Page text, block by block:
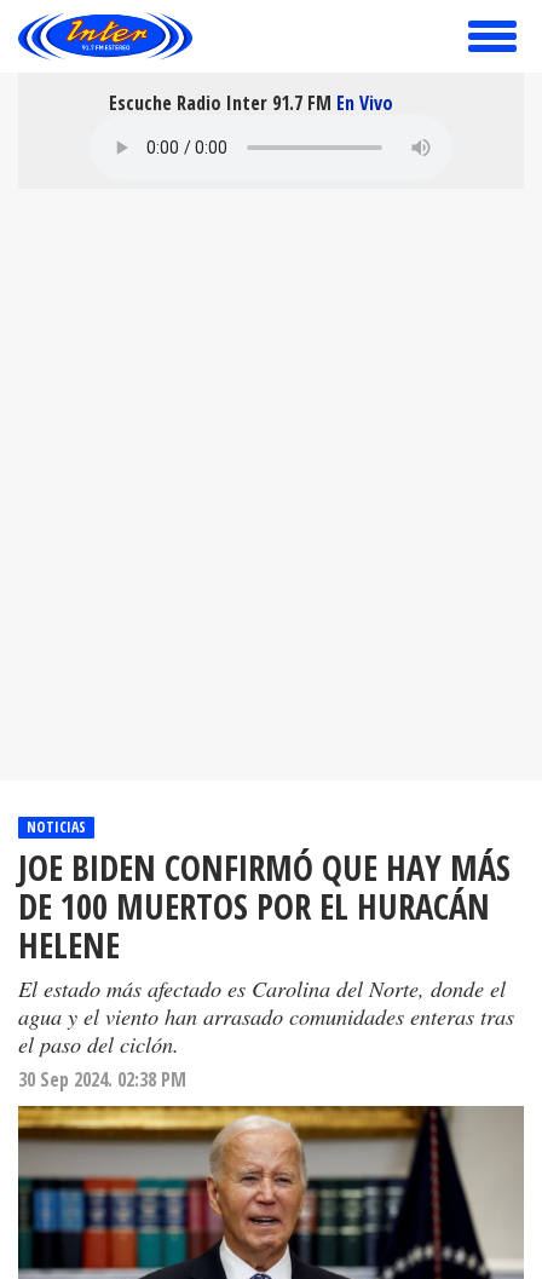
toggle
Escuche Radio Inter 91.7 FM En Vivo
NOTICIAS
JOE BIDEN CONFIRMÓ QUE HAY MÁS
DE 100 MUERTOS POR EL HURACÁN
HELENE
El estado más afectado es Carolina del Norte, donde el
agua y el viento han arrasado comunidades enteras tras
el paso del ciclón.
30 Sep 2024. 02:38 PM